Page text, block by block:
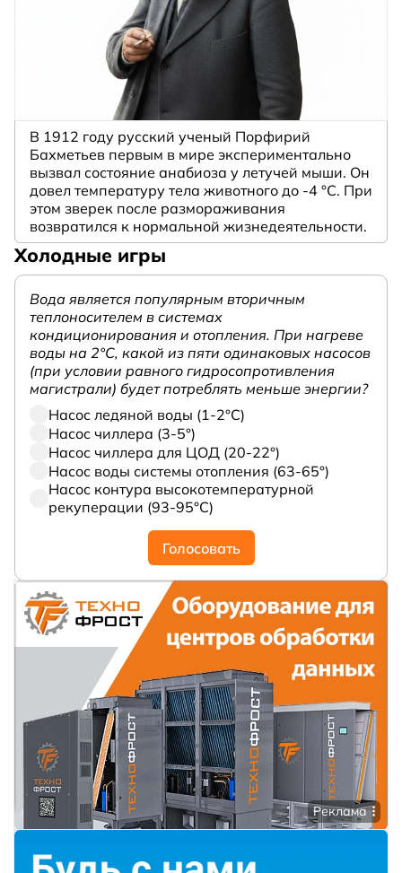
В 1912 году русский ученый Порфирий
Бахметьев первым в мире экспериментально
вызвал состояние анабиоза у летучей мыши. Он
довел температуру тела животного до -4 °C. При
этом зверек после размораживания
возвратился к нормальной жизнедеятельности.
Холодные игры
Вода является популярным вторичным
теплоносителем в системах
кондиционирования и отопления. При нагреве
воды на 2°С, какой из пяти одинаковых насосов
(при условии равного гидросопротивления
магистрали) будет потреблять меньше энергии?
Насос ледяной воды (1-2°С)
Насос чиллера (3-5°)
Насос чиллера для ЦОД (20-22°)
Насос воды системы отопления (63-65°)
Насос контура высокотемпературной
рекуперации (93-95°С)
Голосовать
Реклама